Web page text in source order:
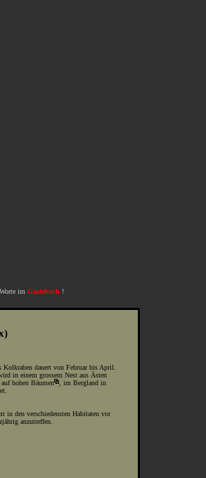
im Gästebuch !
Kolkraben dauert von Februar bis April.
in einem grossem Nest aus Ästen
hohen Bäumen
, im Bergland in
in den verschiedensten Habitaten vor
anzutreffen.